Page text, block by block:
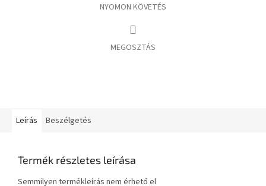
NYOMON KÖVETÉS
MEGOSZTÁS
Leírás Beszélgetés
Termék részletes leírása
Semmilyen termékleírás nem érhető el